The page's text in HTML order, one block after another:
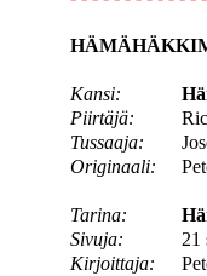
Kansi:
Piirtäjä:
Tussaaja:
Originaali:
Tarina:
Sivuja:
21
Kirjoittaja: